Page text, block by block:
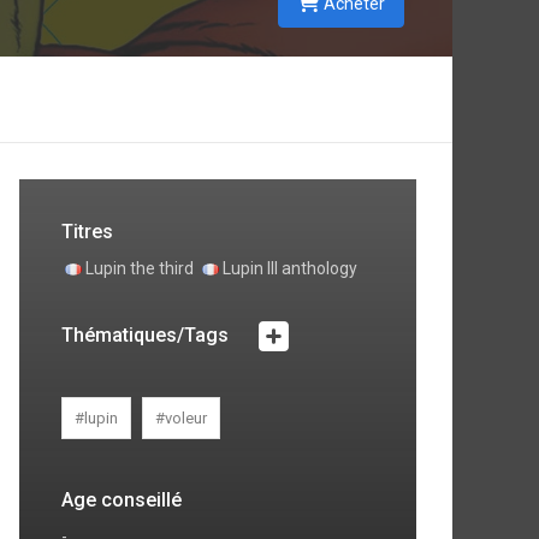
Titres
Lupin the third Lupin III anthology
Thématiques/Tags
#lupin #voleur
Age conseillé